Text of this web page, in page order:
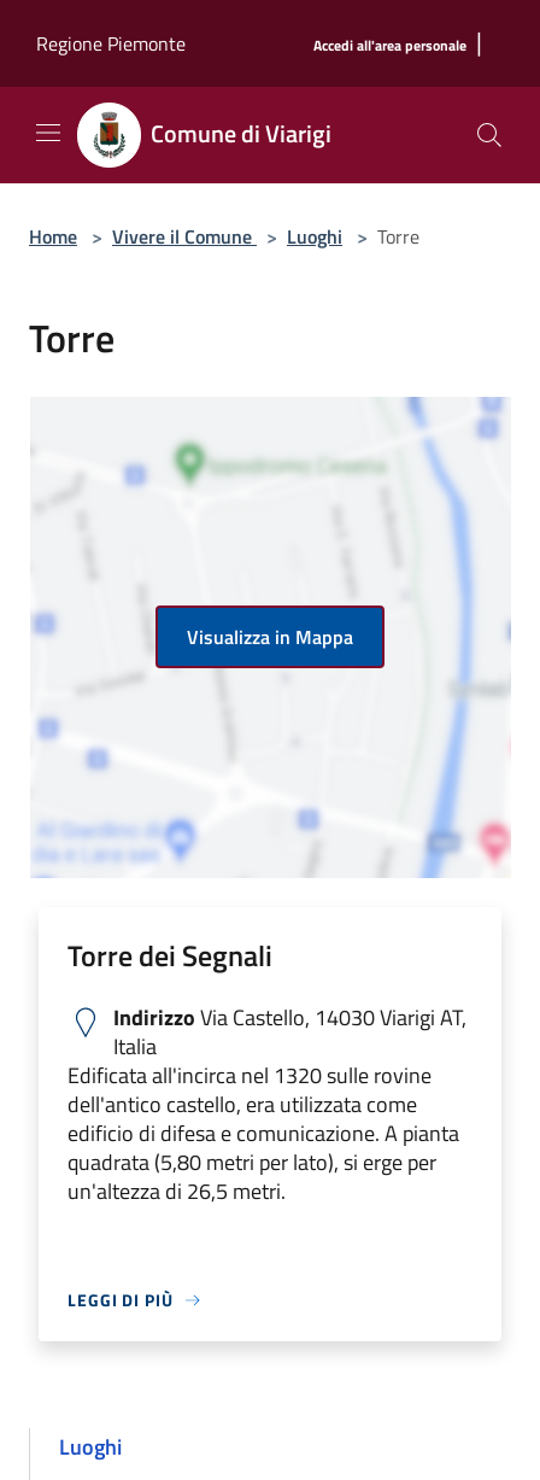
Regione Piemonte
Accedi all'area personale |
Comune di Viarigi
Home > Vivere il Comune > Luoghi > Torre
Torre
Visualizza in Mappa
Torre dei Segnali
IndirizzoVia Castello, 14030 Viarigi AT,
Italia
Edificata all'incirca nel 1320 sulle rovine
dell'antico castello, era utilizzata come
edificio di difesa e comunicazione. A pianta
quadrata (5,80 metri per lato), si erge per
un'altezza di 26,5 metri.
LEGGI DI PIÙ
Luoghi